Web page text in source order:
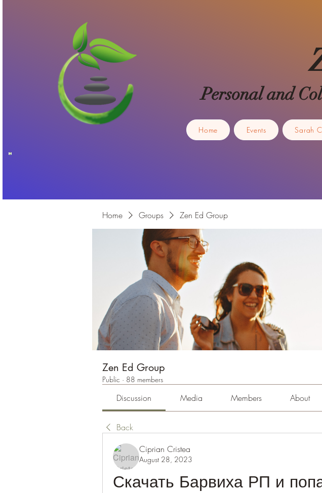
Home Events Sarah
Personal and
Home Groups Zen Ed Group
Zen Ed Group
Public · 88 members
Discussion Media Members About
Back
Ciprian Cristea
August 28, 2023
Скачать Барвиха РП и